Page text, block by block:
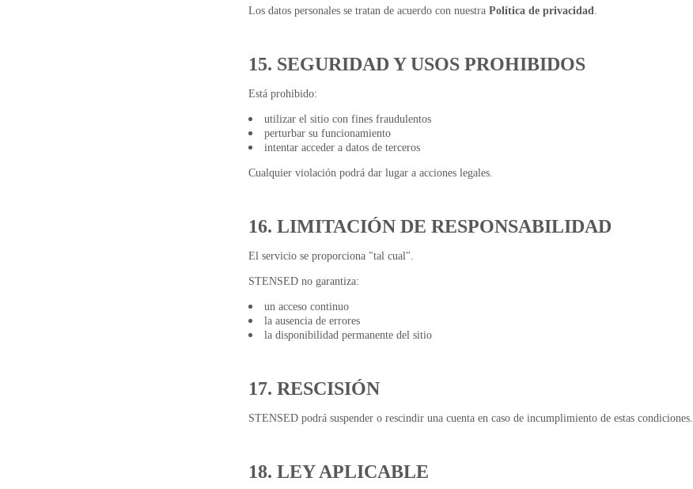
Los datos personales se tratan de acuerdo con nuestra Política de privacidad.
15. SEGURIDAD Y USOS PROHIBIDOS
Está prohibido:
utilizar el sitio con fines fraudulentos
perturbar su funcionamiento
intentar acceder a datos de terceros
Cualquier violación podrá dar lugar a acciones legales.
16. LIMITACIÓN DE RESPONSABILIDAD
El servicio se proporciona "tal cual".
STENSED no garantiza:
un acceso continuo
la ausencia de errores
la disponibilidad permanente del sitio
17. RESCISIÓN
STENSED podrá suspender o rescindir una cuenta en caso de incumplimiento de estas condiciones.
18. LEY APLICABLE